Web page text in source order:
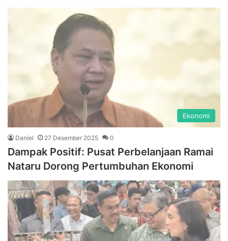
Ekonomi
Daniel 27 Desember 2025 0
Dampak Positif: Pusat Perbelanjaan Ramai
Nataru Dorong Pertumbuhan Ekonomi